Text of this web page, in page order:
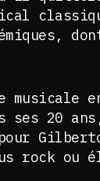
musicale
20 ans,
rock ou